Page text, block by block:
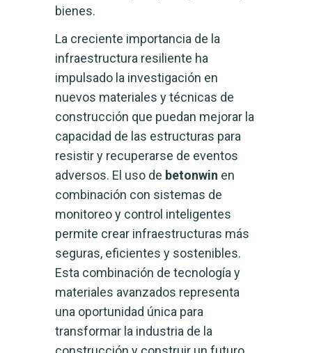
bienes.
La creciente importancia de la
infraestructura resiliente ha
impulsado la investigación en
nuevos materiales y técnicas de
construcción que puedan mejorar la
capacidad de las estructuras para
resistir y recuperarse de eventos
adversos. El uso de betonwin en
combinación con sistemas de
monitoreo y control inteligentes
permite crear infraestructuras más
seguras, eficientes y sostenibles.
Esta combinación de tecnología y
materiales avanzados representa
una oportunidad única para
transformar la industria de la